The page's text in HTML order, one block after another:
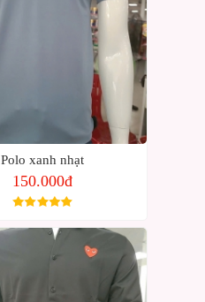
Polo xanh nhạt
150.000đ